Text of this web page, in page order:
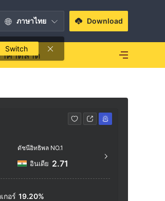
ภาษาไทย
Switch
Download
คาตลาด
ดัชนีอิทธิพล NO.1
อินเดีย 2.71
กอร์ 19.20%